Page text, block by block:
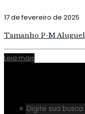
17 de fevereiro de 2025
Tamanho P-M
Leia mais
✕